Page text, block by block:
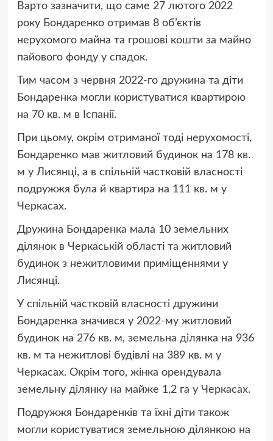
Варто зазначити, що саме 27 лютого 2022
року Бондаренко отримав 8 об’єктів
нерухомого майна та грошові кошти за майно
пайового фонду у спадок.
Тим часом з червня 2022-го дружина та діти
Бондаренка могли користуватися квартирою
на 70 кв. м в Іспанії.
При цьому, окрім отриманої тоді нерухомості,
Бондаренко мав житловий будинок на 178 кв.
м у Лисянці, а в спільній частковій власності
подружжя була й квартира на 111 кв. м у
Черкасах.
Дружина Бондаренка мала 10 земельних
ділянок в Черкаській області та житловий
будинок з нежитловими приміщеннями у
Лисянці.
У спільній частковій власності дружини
Бондаренка значився у 2022-му житловий
будинок на 276 кв. м, земельна ділянка на 936
кв. м та нежитлові будівлі на 389 кв. м у
Черкасах. Окрім того, жінка орендувала
земельну ділянку на майже 1,2 га у Черкасах.
Подружжя Бондаренків та їхні діти також
могли користуватися земельною ділянкою на